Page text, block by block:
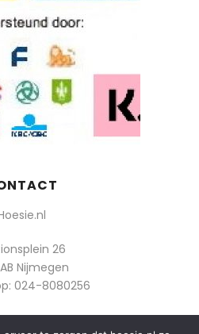
26
Nijmegen
024-8080256